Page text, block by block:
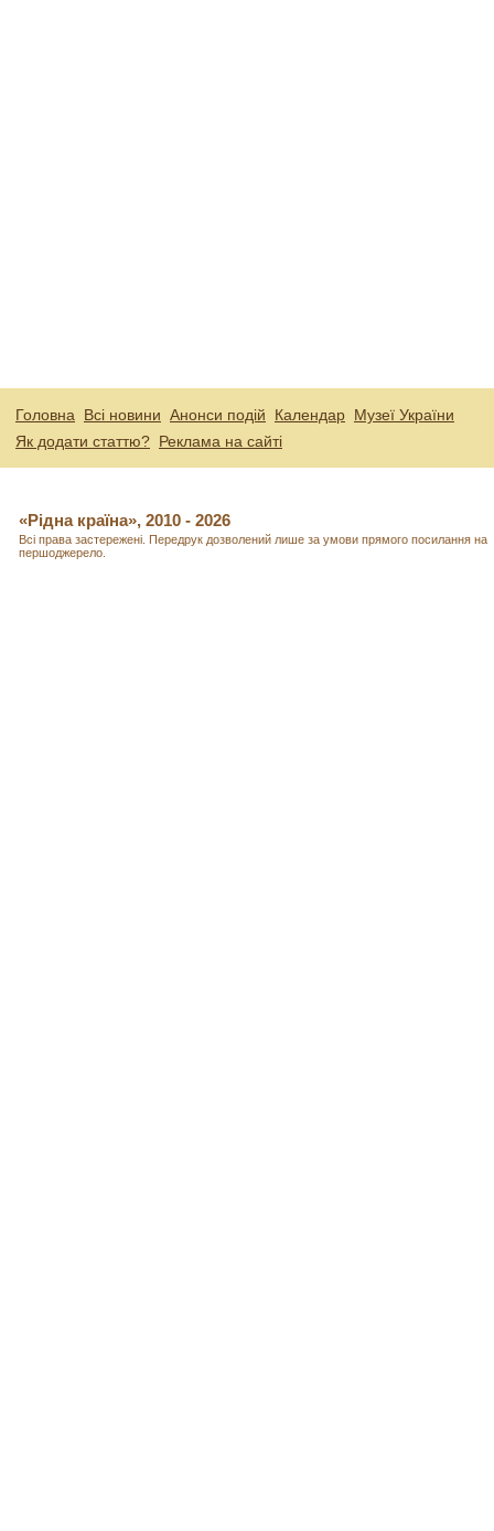
Головна Всі новини Анонси подій Календар Музеї України
Як додати статтю? Реклама на сайті
«Рідна країна», 2010 - 2026
Всі права застережені. Передрук дозволений лише за умови прямого посилання на
першоджерело.